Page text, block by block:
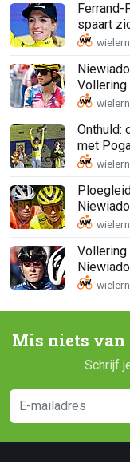
spaart
Onthuld:
met
Vollering
Mis niets van
Schrijf